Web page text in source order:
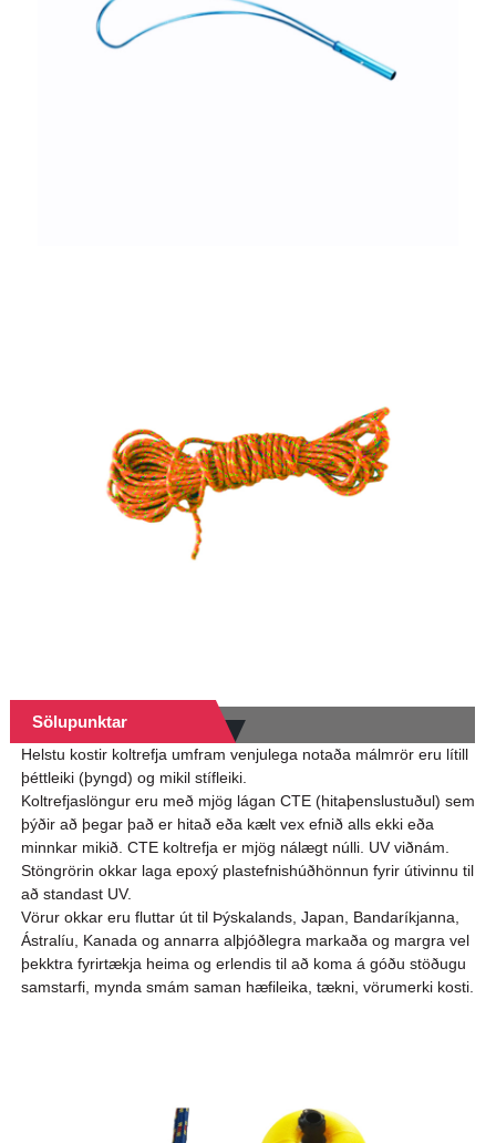
Sölupunktar
Helstu kostir koltrefja umfram venjulega notaða málmrör eru lítill
þéttleiki (þyngd) og mikil stífleiki.
Koltrefjaslöngur eru með mjög lágan CTE (hitaþenslustuðul) sem
þýðir að þegar það er hitað eða kælt vex efnið alls ekki eða
minnkar mikið. CTE koltrefja er mjög nálægt núlli. UV viðnám.
Stöngrörin okkar laga epoxý plastefnishúðhönnun fyrir útivinnu til
að standast UV.
Vörur okkar eru fluttar út til Þýskalands, Japan, Bandaríkjanna,
Ástralíu, Kanada og annarra alþjóðlegra markaða og margra vel
þekktra fyrirtækja heima og erlendis til að koma á góðu stöðugu
samstarfi, mynda smám saman hæfileika, tækni, vörumerki kosti.